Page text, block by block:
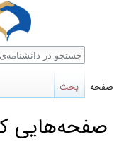
صفحه‌هایی
صفحه بحث
جستجو